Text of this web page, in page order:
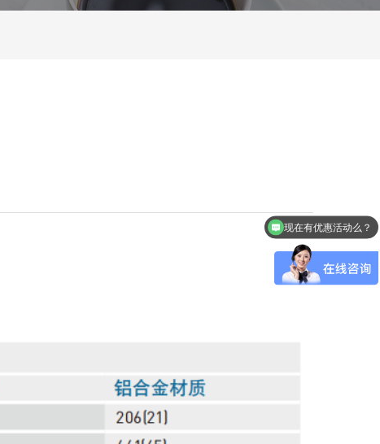
现在有优惠活动么？